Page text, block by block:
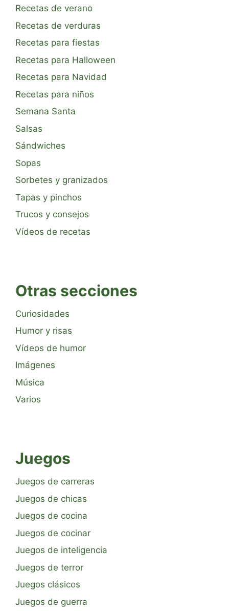
Recetas de verano
Recetas de verduras
Recetas para fiestas
Recetas para Halloween
Recetas para Navidad
Recetas para niños
Semana Santa
Salsas
Sándwiches
Sopas
Sorbetes y granizados
Tapas y pinchos
Trucos y consejos
Vídeos de recetas
Otras secciones
Curiosidades
Humor y risas
Vídeos de humor
Imágenes
Música
Varios
Juegos
Juegos de carreras
Juegos de chicas
Juegos de cocina
Juegos de cocinar
Juegos de inteligencia
Juegos de terror
Juegos clásicos
Juegos de guerra